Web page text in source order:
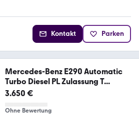
Kontakt Parken
Mercedes-Benz E290 Automatic
Turbo Diesel PL Zulassung T...
3.650 €
Ohne Bewertung